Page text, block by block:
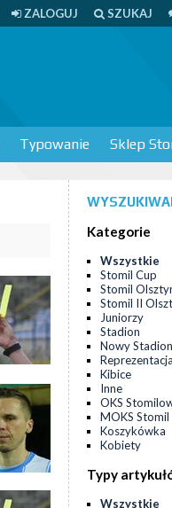
ZALOGUJ SZUKAJ
Typowanie Sklep
Kategorie
Wszystkie
Stomil Cup
Stomil
Stomil II
Juniorzy
Stadion
Nowy Stadion
Reprezentacja
Kibice
Inne
OKS
MOKS Stomil
Koszykówka
Kobiety
Typy
Wszystkie